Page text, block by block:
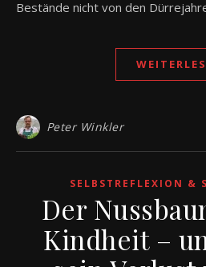
Bestände nicht von den
Peter Winkler
SELBSTREFLEXION &
Der
Kindheit –